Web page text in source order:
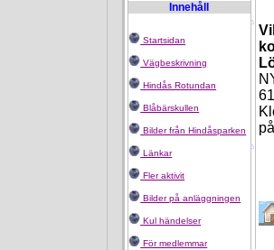
Innehåll
Startsidan
Vägbeskrivning
Hindås Rotundan
Blåbärskullen
Bilder från Hindåsparken
Länkar
Fler aktivit
Bilder på anläggningen
Kul händelser
För medlemmar